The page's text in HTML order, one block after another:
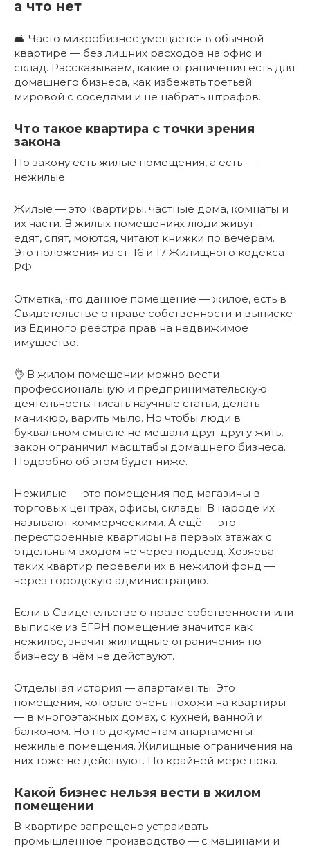
а что нет
🛋 Часто микробизнес умещается в обычной
квартире — без лишних расходов на офис и
склад. Рассказываем, какие ограничения есть для
домашнего бизнеса, как избежать третьей
мировой с соседями и не набрать штрафов.
Что такое квартира с точки зрения
закона
По закону есть жилые помещения, а есть —
нежилые.
Жилые — это квартиры, частные дома, комнаты и
их части. В жилых помещениях люди живут —
едят, спят, моются, читают книжки по вечерам.
Это положения из ст. 16 и 17 Жилищного кодекса
РФ.
Отметка, что данное помещение — жилое, есть в
Свидетельстве о праве собственности и выписке
из Единого реестра прав на недвижимое
имущество.
👌 В жилом помещении можно вести
профессиональную и предпринимательскую
деятельность: писать научные статьи, делать
маникюр, варить мыло. Но чтобы люди в
буквальном смысле не мешали друг другу жить,
закон ограничил масштабы домашнего бизнеса.
Подробно об этом будет ниже.
Нежилые — это помещения под магазины в
торговых центрах, офисы, склады. В народе их
называют коммерческими. А ещё — это
перестроенные квартиры на первых этажах с
отдельным входом не через подъезд. Хозяева
таких квартир перевели их в нежилой фонд —
через городскую администрацию.
Если в Свидетельстве о праве собственности или
выписке из ЕГРН помещение значится как
нежилое, значит жилищные ограничения по
бизнесу в нём не действуют.
Отдельная история — апартаменты. Это
помещения, которые очень похожи на квартиры
— в многоэтажных домах, с кухней, ванной и
балконом. Но по документам апартаменты —
нежилые помещения. Жилищные ограничения на
них тоже не действуют. По крайней мере пока.
Какой бизнес нельзя вести в жилом
помещении
В квартире запрещено устраивать
промышленное производство — с машинами и